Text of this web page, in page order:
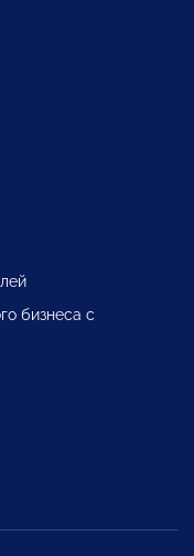
бизнеса с